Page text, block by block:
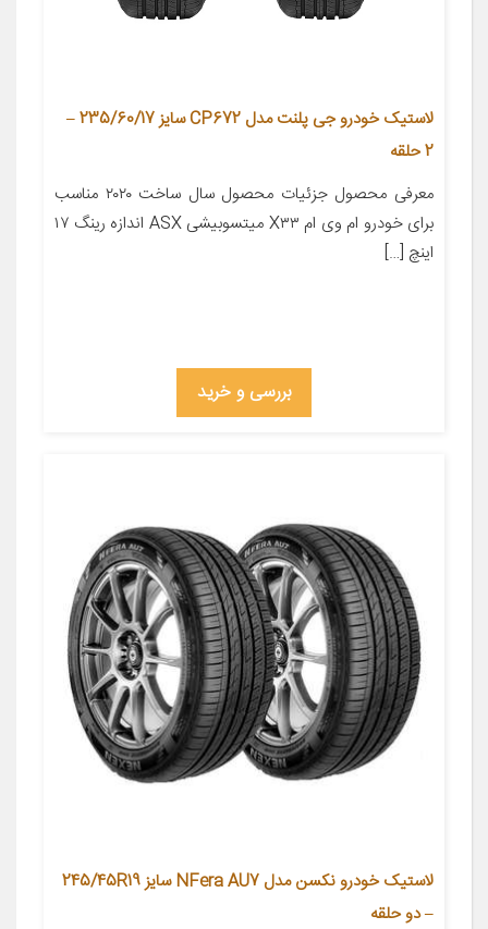
لاستیک خودرو جی پلنت مدل CP672 سایز 235/60/17 –
2 حلقه
معرفی محصول جزئیات محصول سال ساخت ۲۰۲۰ مناسب
برای خودرو ام وی ام X۳۳ میتسوبیشی ASX اندازه رینگ ۱۷
اینچ […]
بررسی و خرید
لاستیک خودرو نکسن مدل NFera AU7 سایز 245/45R19
– دو حلقه